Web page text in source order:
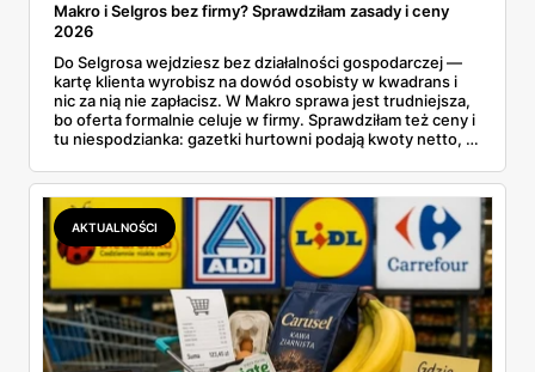
Makro i Selgros bez firmy? Sprawdziłam zasady i ceny
2026
Do Selgrosa wejdziesz bez działalności gospodarczej —
kartę klienta wyrobisz na dowód osobisty w kwadrans i
nic za nią nie zapłacisz. W Makro sprawa jest trudniejsza,
bo oferta formalnie celuje w firmy. Sprawdziłam też ceny i
tu niespodzianka: gazetki hurtowni podają kwoty netto, a
zawsze wygrywa — ta sama kawa ziarnista kosztuje w
Makro ponad dwa razy więcej niż w weekendowej
promocji dyskontu.
AKTUALNOŚCI